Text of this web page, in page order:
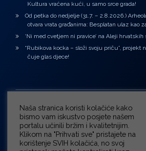
Kultura vraćena kući, u samo srce grada!
Od petka do nedjelje (31.7. – 2.8.2026.)
otvara vrata građanima: Besplatan ulaz kao
‘Ni med cvetjem ni pravice’ na Aleji
“Rubikova kocka – složi svoju priču”, projekt
čuje glas djece!
Naša stranica koristi kolačiće kako
bismo vam iskustvo posjete našem
portalu učinili bržim i kvalitetnijim.
Klikom na "Prihvati sve" pristajete na
korištenje SVIH kolačića, no svoj